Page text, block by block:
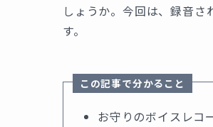
しょうか。今回は、録音
す。
この記事で分かること
お守りのボイスレコ